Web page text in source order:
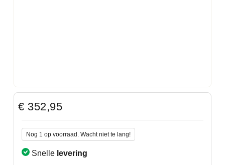
€ 352,95
Nog 1 op voorraad. Wacht niet te lang!
Snelle levering